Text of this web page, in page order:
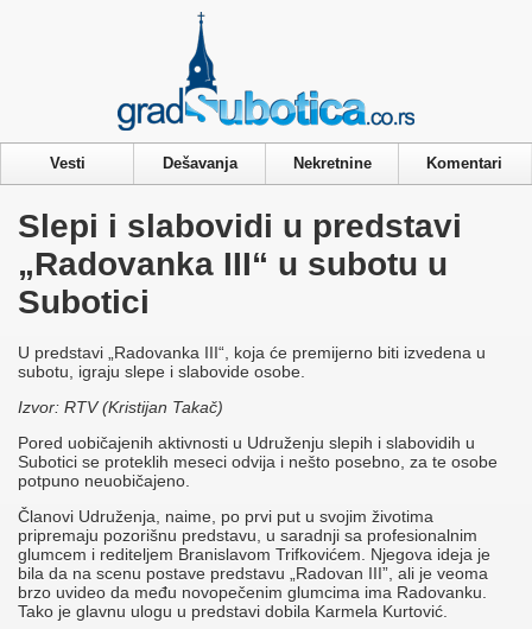
Vesti Dešavanja Nekretnine Komentari
Slepi i slabovidi u predstavi
„Radovanka III“ u subotu u
Subotici
U predstavi „Radovanka III“, koja će premijerno biti izvedena u
subotu, igraju slepe i slabovide osobe.
Izvor: RTV (Kristijan Takač)
Pored uobičajenih aktivnosti u Udruženju slepih i slabovidih u
Subotici se proteklih meseci odvija i nešto posebno, za te osobe
potpuno neuobičajeno.
Članovi Udruženja, naime, po prvi put u svojim životima
pripremaju pozorišnu predstavu, u saradnji sa profesionalnim
glumcem i rediteljem Branislavom Trifkovićem. Njegova ideja je
bila da na scenu postave predstavu „Radovan III”, ali je veoma
brzo uvideo da među novopečenim glumcima ima Radovanku.
Tako je glavnu ulogu u predstavi dobila Karmela Kurtović.
Privacy & Cookies Policy